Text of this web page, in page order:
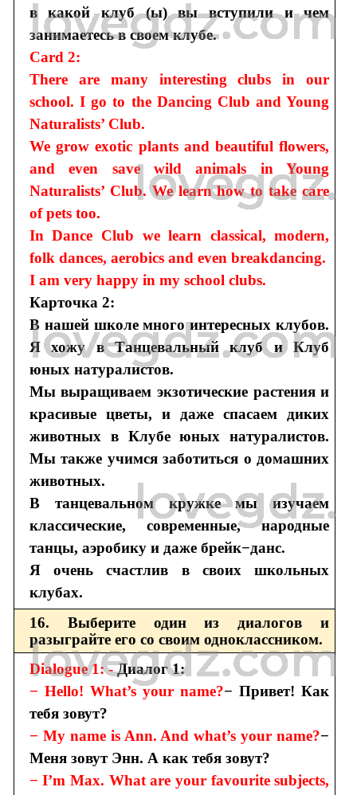
в какой клуб (ы) вы вступили и чем
занимаетесь в своем клубе.
Card 2:
There are many interesting clubs in our
school. I go to the Dancing Club and Young
Naturalists’ Club.
We grow exotic plants and beautiful flowers,
and even save wild animals in Young
Naturalists’ Club. We learn how to take care
of pets too.
In Dance Club we learn classical, modern,
folk dances, aerobics and even breakdancing.
I am very happy in my school clubs.
Карточка 2:
В нашей школе много интересных клубов.
Я хожу в Танцевальный клуб и Клуб
юных натуралистов.
Мы выращиваем экзотические растения и
красивые цветы, и даже спасаем диких
животных в Клубе юных натуралистов.
Мы также учимся заботиться о домашних
животных.
В танцевальном кружке мы изучаем
классические, современные, народные
танцы, аэробику и даже брейк−данс.
Я очень счастлив в своих школьных
клубах.
16. Выберите один из диалогов и
разыграйте его со своим одноклассником.
Dialogue 1: -Диалог 1:
− Hello! What’s your name?− Привет! Как
тебя зовут?
− My name is Ann. And what’s your name?−
Меня зовут Энн. А как тебя зовут?
− I’m Max. What are your favourite subjects,